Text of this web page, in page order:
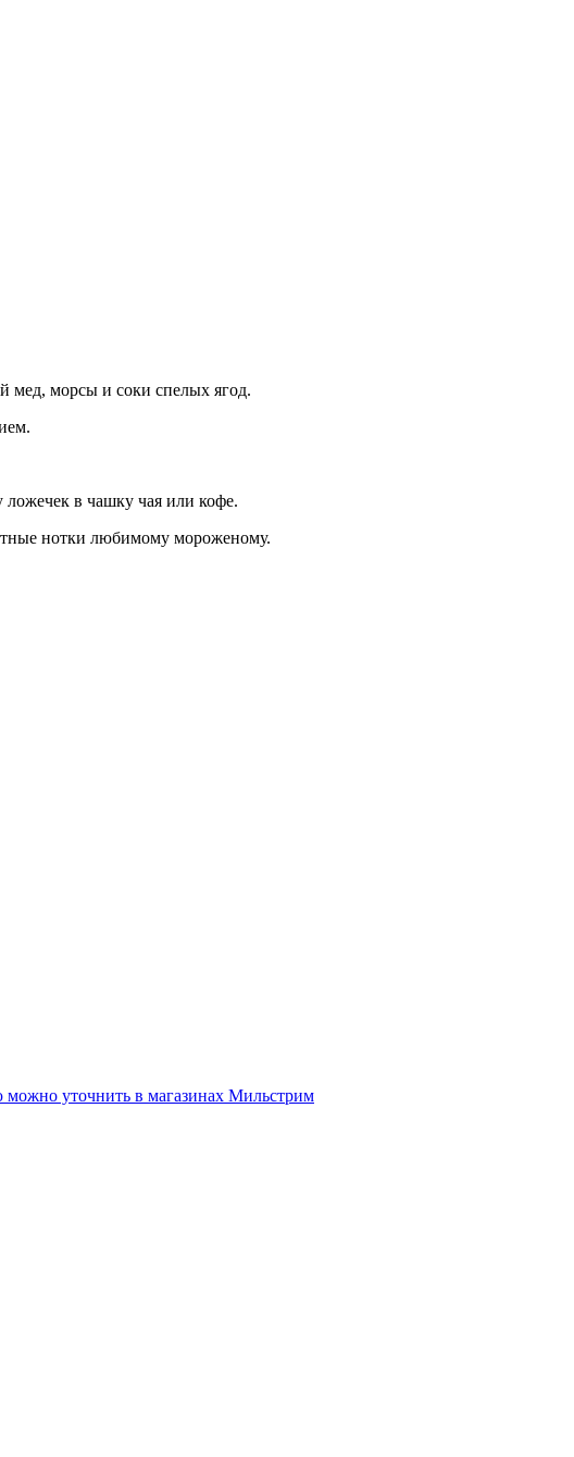
мед, морсы и соки спелых ягод.
ложечек в чашку чая или кофе.
нотки любимому мороженому.
уточнить в магазинах Мильстрим